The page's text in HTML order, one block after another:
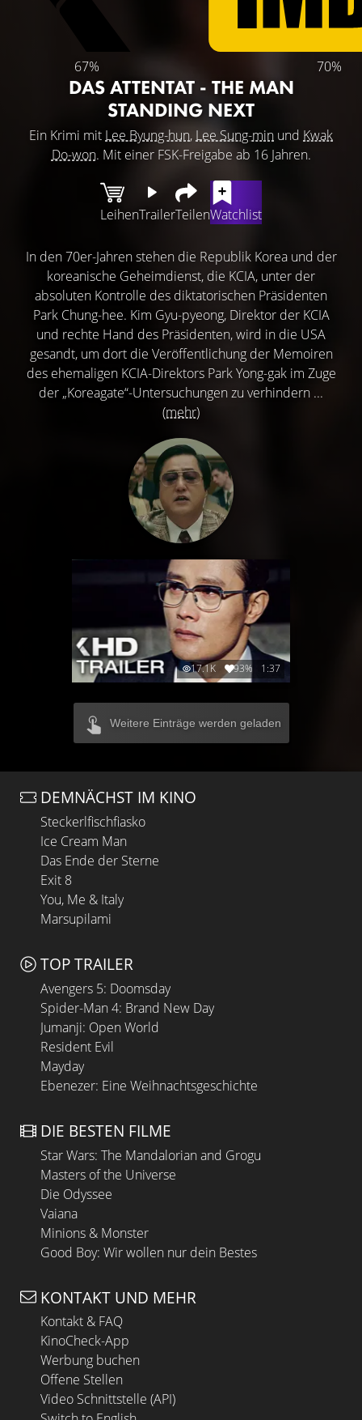
67% 70%
DAS ATTENTAT - THE MAN
STANDING NEXT
Ein Krimi mit Lee Byung-hun, Lee Sung-min und Kwak
Do-won. Mit einer FSK-Freigabe ab 16 Jahren.
LeihenTrailerTeilenWatchlist
In den 70er-Jahren stehen die Republik Korea und der
koreanische Geheimdienst, die KCIA, unter der
absoluten Kontrolle des diktatorischen Präsidenten
Park Chung-hee. Kim Gyu-pyeong, Direktor der KCIA
und rechte Hand des Präsidenten, wird in die USA
gesandt, um dort die Veröffentlichung der Memoiren
des ehemaligen KCIA-Direktors Park Yong-gak im Zuge
der „Koreagate“-Untersuchungen zu verhindern ...
(mehr)
17.1K 93% 1:37
Weitere Einträge werden geladen
DEMNÄCHST IM KINO
Steckerlfischfiasko
Ice Cream Man
Das Ende der Sterne
Exit 8
You, Me & Italy
Marsupilami
TOP TRAILER
Avengers 5: Doomsday
Spider-Man 4: Brand New Day
Jumanji: Open World
Resident Evil
Mayday
Ebenezer: Eine Weihnachtsgeschichte
DIE BESTEN FILME
Star Wars: The Mandalorian and Grogu
Masters of the Universe
Die Odyssee
Vaiana
Minions & Monster
Good Boy: Wir wollen nur dein Bestes
KONTAKT UND MEHR
Kontakt & FAQ
KinoCheck-App
Werbung buchen
Offene Stellen
Video Schnittstelle (API)